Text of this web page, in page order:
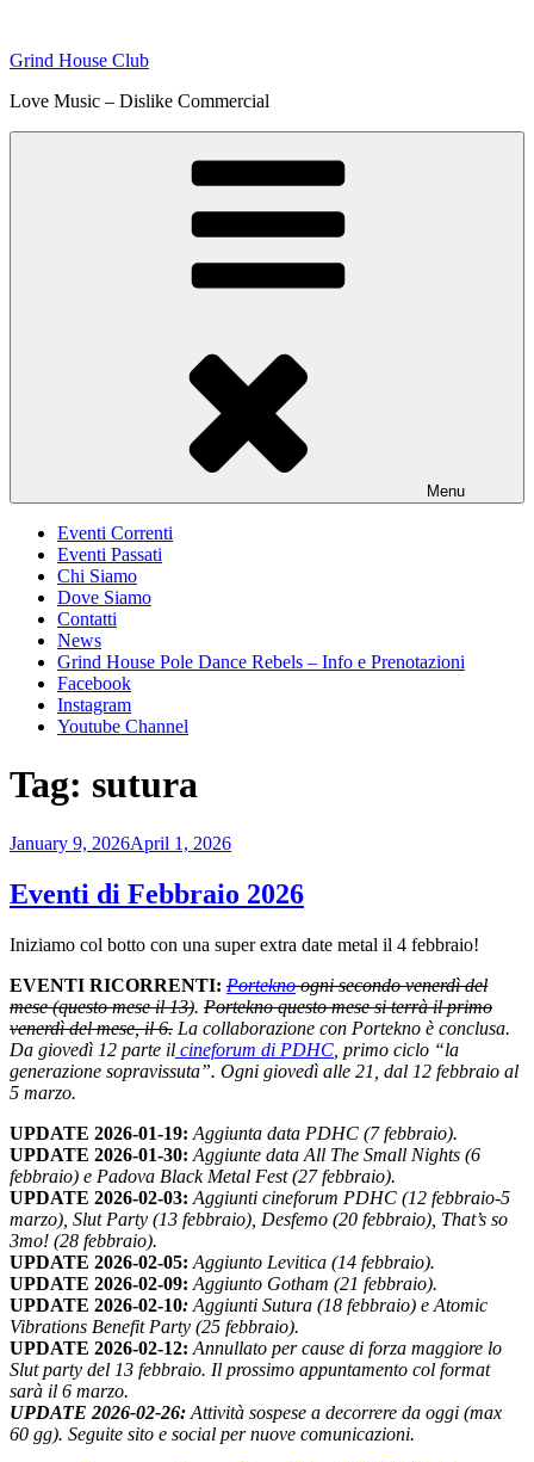
content
Grind House Club
Love Music – Dislike Commercial
Menu
Eventi Correnti
Eventi Passati
Chi Siamo
Dove Siamo
Contatti
News
Grind House Pole Dance Rebels – Info e Prenotazioni
Facebook
Instagram
Youtube Channel
Tag: sutura
Posted
January 9, 2026April 1, 2026
Eventi di Febbraio 2026
Iniziamo col botto con una super extra date metal il 4 febbraio!
EVENTI RICORRENTI: Porteknoogni secondo venerdì del
mese (questo mese il 13). Portekno questo mese si terrà il primo
venerdì del mese, il 6. La collaborazione con Portekno è conclusa.
Da giovedì 12 parte il cineforum di PDHC , primo ciclo “la
generazione sopravissuta”. Ogni giovedì alle 21, dal 12 febbraio al
5 marzo.
UPDATE 2026-01-19: Aggiunta data PDHC (7 febbraio).
UPDATE 2026-01-30: Aggiunte data All The Small Nights (6
febbraio) e Padova Black Metal Fest (27 febbraio).
UPDATE 2026-02-03: Aggiunti cineforum PDHC (12 febbraio-5
marzo), Slut Party (13 febbraio), Desfemo (20 febbraio), That’s so
3mo! (28 febbraio).
UPDATE 2026-02-05: Aggiunto Levitica (14 febbraio).
UPDATE 2026-02-09: Aggiunto Gotham (21 febbraio).
UPDATE 2026-02-10: Aggiunti Sutura (18 febbraio) e Atomic
Vibrations Benefit Party (25 febbraio).
UPDATE 2026-02-12: Annullato per cause di forza maggiore lo
Slut party del 13 febbraio. Il prossimo appuntamento col format
sarà il 6 marzo.
UPDATE 2026-02-26: Attività sospese a decorrere da oggi (max
60 gg). Seguite sito e social per nuove comunicazioni.